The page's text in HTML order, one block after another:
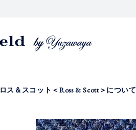
ロス＆スコット＜Ross & Scott＞について